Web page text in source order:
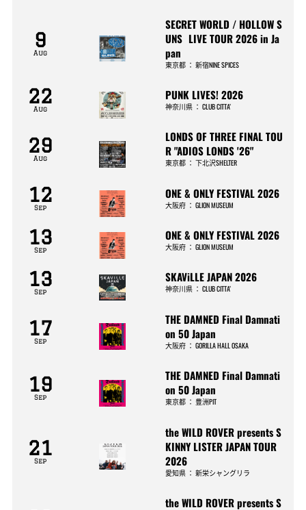
9
Aug
SECRET WORLD / HOLLOW S
UNS LIVE TOUR 2026 in Ja
pan
東京都 ：新宿NINE SPICES
22
Aug
PUNK LIVES! 2026
神奈川県 ：CLUB CITTA’
29
Aug
LONDS OF THREE FINAL TOU
R "ADIOS LONDS '26"
東京都 ：下北沢SHELTER
12
Sep
ONE & ONLY FESTIVAL 2026
大阪府 ：GLION MUSEUM
13
Sep
ONE & ONLY FESTIVAL 2026
大阪府 ：GLION MUSEUM
13
Sep
SKAViLLE JAPAN 2026
神奈川県 ：CLUB CITTA’
17
Sep
THE DAMNED Final Damnati
on 50 Japan
大阪府 ：GORILLA HALL OSAKA
19
Sep
THE DAMNED Final Damnati
on 50 Japan
東京都 ：豊洲PIT
21
Sep
the WILD ROVER presents S
KINNY LISTER JAPAN TOUR
2026
愛知県 ：新栄シャングリラ
the WILD ROVER presents S